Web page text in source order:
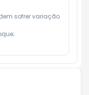
sofrer variação